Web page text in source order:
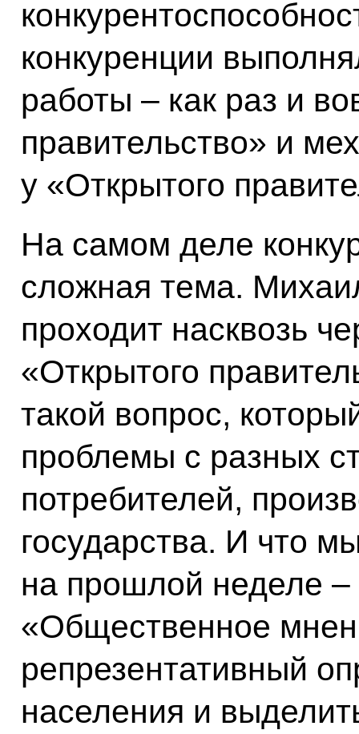
конкуренции
работы – как раз и
правительство» и
у «Открытого
На самом деле
сложная тема.
проходит насквозь
«Открытого
такой вопрос,
проблемы с разных
потребителей,
государства. И что
на прошлой неделе
«Общественное
репрезентативный
населения и